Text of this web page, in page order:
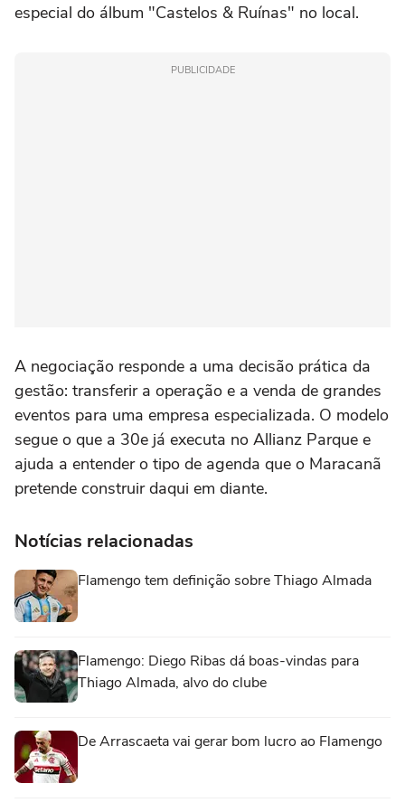
especial do álbum "Castelos & Ruínas" no local.
PUBLICIDADE
A negociação responde a uma decisão prática da
gestão: transferir a operação e a venda de grandes
eventos para uma empresa especializada. O modelo
segue o que a 30e já executa no Allianz Parque e
ajuda a entender o tipo de agenda que o Maracanã
pretende construir daqui em diante.
Notícias relacionadas
Flamengo tem definição sobre Thiago Almada
Flamengo: Diego Ribas dá boas-vindas para
Thiago Almada, alvo do clube
De Arrascaeta vai gerar bom lucro ao Flamengo